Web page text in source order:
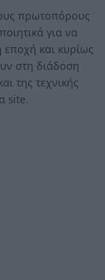
πρωτοπόρους
για να
εποχή και κυρίως
στη διάδοση
της τεχνικής
site.